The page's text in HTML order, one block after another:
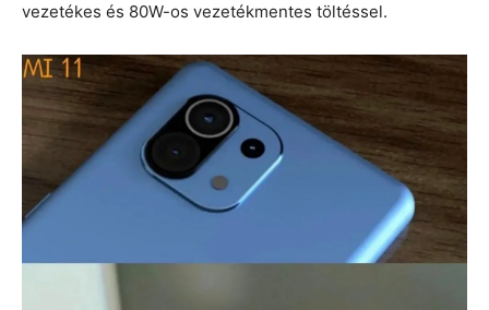
vezetékes és 80W-os vezetékmentes töltéssel.